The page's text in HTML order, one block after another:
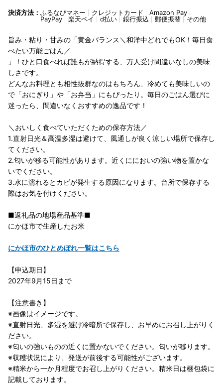
決済方法： ふるなびマネー クレジットカード
Amazon Pay
PayPay
楽天ペイ d払い 銀行振込 郵便振替 その他
旨み・粘り・甘みの「黄金バランス＼和洋中どれでもOK！毎日食
べたい万能ごはん／
」！ひと口食べれば誰もが納得する、万人受け間違いなしの美味
しさです。
どんなお料理とも相性抜群なのはもちろん、冷めても美味しいの
で「おにぎり」や「お弁当」にもぴったり。毎日のごはん選びに
迷ったら、間違いなくおすすめの逸品です！
＼おいしく食べていただくための保存方法／
1.直射日光＆高温多湿は避けて、風通しが良く涼しい場所で保存し
てください。
2.匂いが移る可能性があります。近くににおいの強い物を置かな
いでください。
3.水に濡れるとカビが発生する原因になります。台所で保存する
際はお気を付けください。
■返礼品の地場産品基準■
にかほ市で生産したお米
にかほ市のひとめぼれ一覧はこちら
【申込期日】
2027年9月15日まで
【注意書き】
※画像はイメージです。
※直射日光、多湿を避け冷暗所で保存し、お早めにお召し上がりく
ださい。
※匂いの強いものの近くに置かないでください。匂いが移ります。
※収穫状況により、発送が前後する可能性がございます。
※精米から一か月程度でお召し上がりください。精米日は梱包袋に
記載しております。